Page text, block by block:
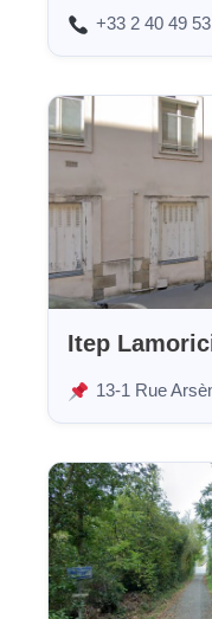
+33 2 40 49
Itep
13-1 Rue